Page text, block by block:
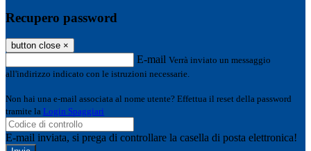
Recupero password
button close ×
E-mail Verrà inviato un messaggio
all'indirizzo indicato con le istruzioni necessarie.
Non hai una e-mail associata al nome utente? Effettua il reset della password
tramite la Login Spaggiari
E-mail inviata, si prega di controllare la casella di posta elettronica!